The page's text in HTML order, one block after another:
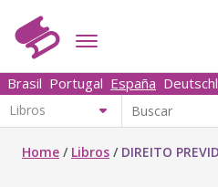
Brasil Portugal España
Home / Libros / DIREITO